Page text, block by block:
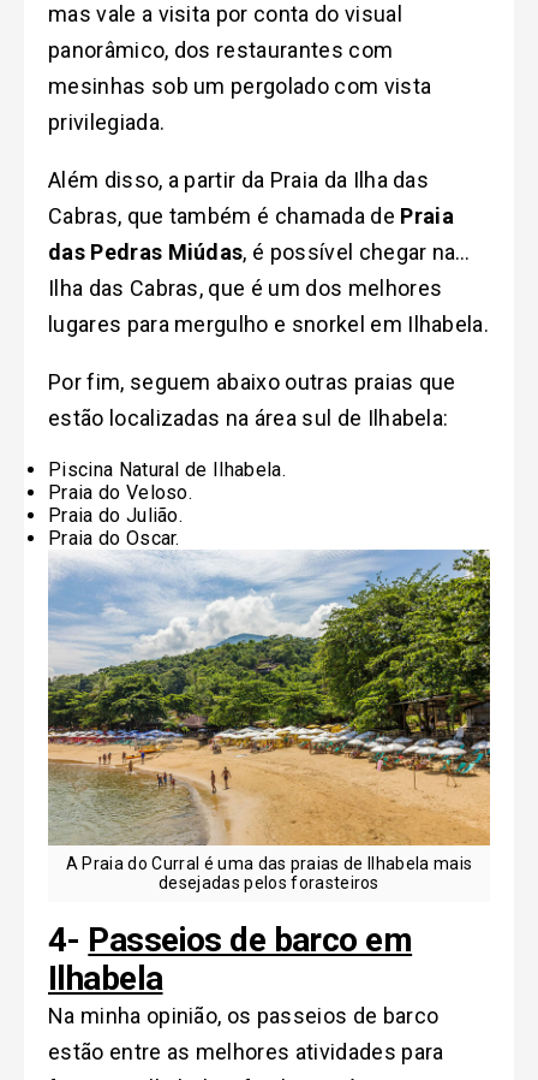
mas vale a visita por conta do visual
panorâmico, dos restaurantes com
mesinhas sob um pergolado com vista
privilegiada.
Além disso, a partir da Praia da Ilha das
Cabras, que também é chamada de Praia
das Pedras Miúdas, é possível chegar na…
Ilha das Cabras, que é um dos melhores
lugares para mergulho e snorkel em Ilhabela.
Por fim, seguem abaixo outras praias que
estão localizadas na área sul de Ilhabela:
Piscina Natural de Ilhabela.
Praia do Veloso.
Praia do Julião.
Praia do Oscar.
A Praia do Curral é uma das praias de Ilhabela mais
desejadas pelos forasteiros
4- Passeios de barco em
Ilhabela
Na minha opinião, os passeios de barco
estão entre as melhores atividades para